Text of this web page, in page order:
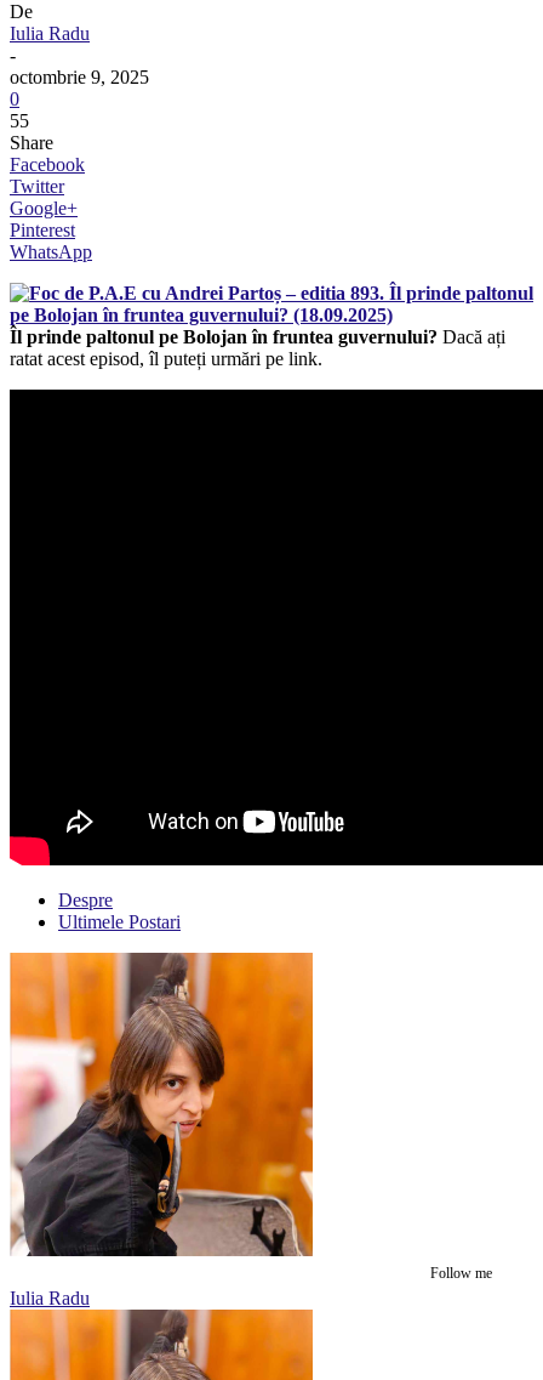
De
Iulia Radu
-
octombrie 9, 2025
0
55
Share
Facebook
Twitter
Google+
Pinterest
WhatsApp
Îl prinde paltonul pe Bolojan în fruntea guvernului? Dacă ați
ratat acest episod, îl puteți urmări pe link.
Despre
Ultimele Postari
Follow me
Iulia Radu